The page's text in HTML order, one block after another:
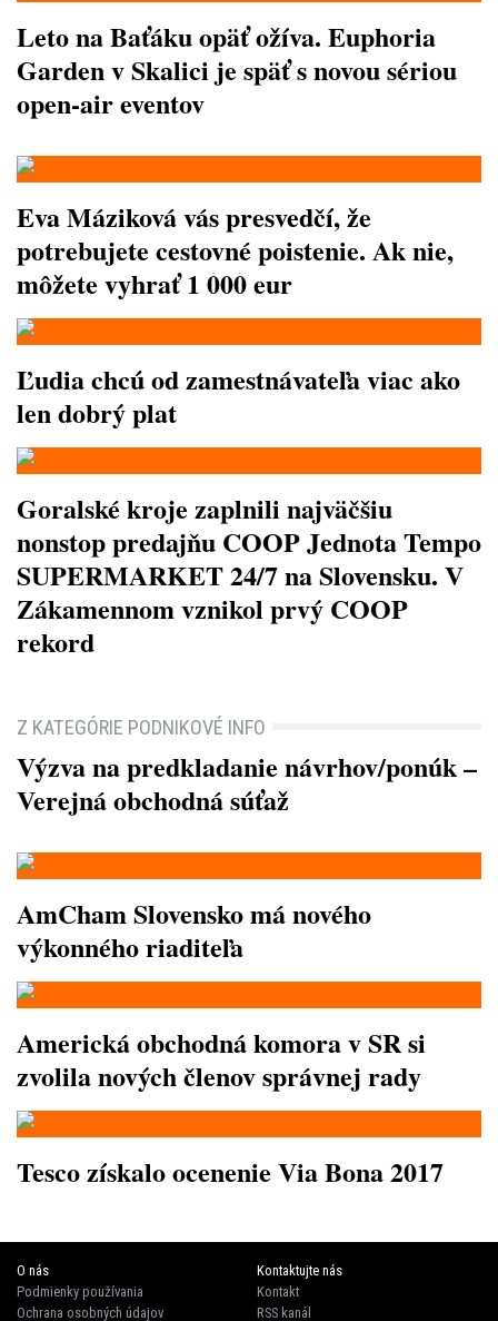
Leto na Baťáku opäť ožíva. Euphoria
Garden v Skalici je späť s novou sériou
open-air eventov
Eva Máziková vás presvedčí, že
potrebujete cestovné poistenie. Ak nie,
môžete vyhrať 1 000 eur
Ľudia chcú od zamestnávateľa viac ako
len dobrý plat
Goralské kroje zaplnili najväčšiu
nonstop predajňu COOP Jednota Tempo
SUPERMARKET 24/7 na Slovensku. V
Zákamennom vznikol prvý COOP
rekord
Z KATEGÓRIE PODNIKOVÉ INFO
Výzva na predkladanie návrhov/ponúk –
Verejná obchodná súťaž
AmCham Slovensko má nového
výkonného riaditeľa
Americká obchodná komora v SR si
zvolila nových členov správnej rady
Tesco získalo ocenenie Via Bona 2017
O nás
Podmienky používania
Ochrana osobných údajov
Kontaktujte nás
Kontakt
RSS kanál